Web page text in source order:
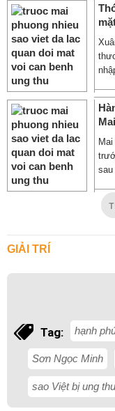
sau
GIẢI TRÍ
Tag: hạnh
Sơn Ngọc Minh
sao Việt bị ung